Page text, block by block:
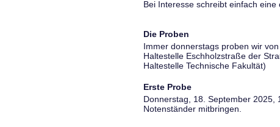
Bei Interesse schreibt einfach
Die Proben
Immer donnerstags proben wir
Haltestelle Eschholzstraße der
Haltestelle Technische Fakultät)
Erste Probe
Donnerstag, 18. September 2025,
Notenständer mitbringen.